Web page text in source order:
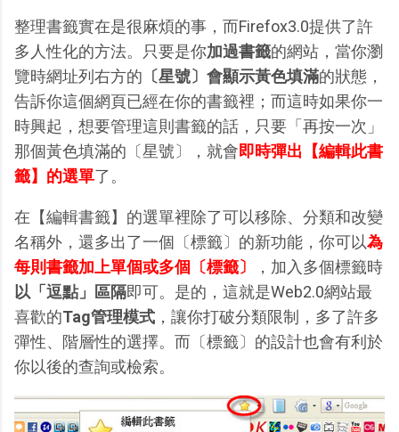
整理書籤實在是很麻煩的事，而Firefox3.0提供了許
多人性化的方法。只要是你加過書籤的網站，當你瀏
覽時網址列右方的 〔星號〕會顯示黃色填滿的狀態，
告訴你這個網頁已經在你的書籤裡；而這時如果你一
時興起，想要管理這則書籤的話，只要「再按一次」
那個黃色填滿的〔星號〕，就會即時彈出【編輯此書
籤】的選單了。
在【編輯書籤】的選單裡除了可以移除、分類和改變
名稱外，還多出了一個〔標籤〕的新功能，你可以為
每則書籤加上單個或多個〔標籤〕
，加入多個標籤時
以「逗點」區隔即可。是的，這就是Web2.0網站最
喜歡的Tag管理模式 ，讓你打破分類限制，多了許多
彈性、階層性的選擇。而〔標籤〕的設計也會有利於
你以後的查詢或檢索。